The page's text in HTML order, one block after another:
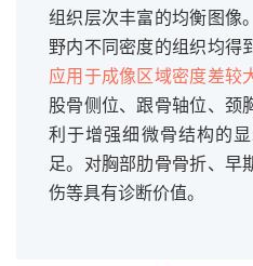
组织层次丰富的均衡图像
野内不同密度的组织均得
应用于成像区域密度差较
股骨侧位、跟骨轴位、颈
利于增强细微骨结构的
足。对胸部肋骨骨折、早
伤等具有诊断价值。